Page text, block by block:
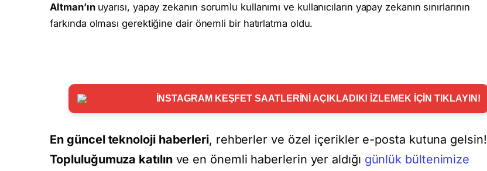
Altman’ın uyarısı, yapay zekanın sorumlu kullanımı ve kullanıcıların yapay zekanın sınırlarının
farkında olması gerektiğine dair önemli bir hatırlatma oldu.
İNSTAGRAM KEŞFET SAATLERİNİ AÇIKLADIK! İZLEMEK İÇİN TIKLAYIN!
En güncel teknoloji haberleri, rehberler ve özel içerikler e-posta kutuna gelsin!
Topluluğumuza katılınve en önemli haberlerin yer aldığı günlük bültenimize